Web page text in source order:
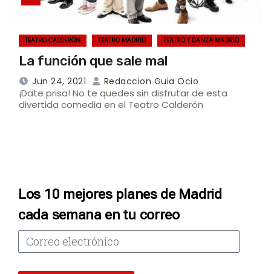
TEATRO CALDERÓN TEATRO MADRID TEATRO Y DANZA MADRID
La función que sale mal
Jun 24, 2021 Redaccion Guia Ocio
¡Date prisa! No te quedes sin disfrutar de esta
divertida comedia en el Teatro Calderón
Los 10 mejores planes de Madrid
cada semana en tu correo